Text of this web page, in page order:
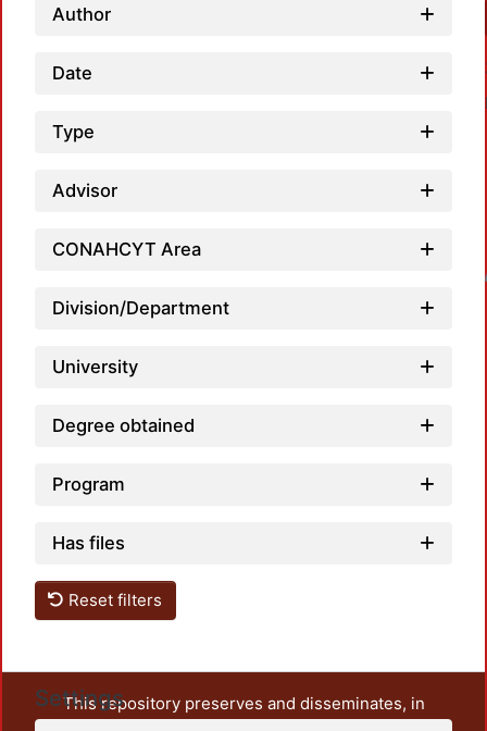
Author
Date
Type
Advisor
CONAHCYT Area
Division/Department
University
Degree obtained
Program
Has files
Reset filters
Settings
This repository preserves and disseminates, in